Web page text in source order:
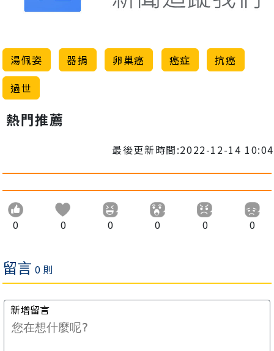
湯佩姿 器捐 卵巢癌 癌症
抗癌
過世
熱門推薦
最後更新時間:2022-12-14 10:04
0 0 0 0 0 0